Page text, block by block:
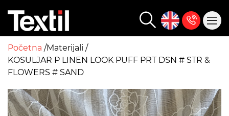
Početna Materijali
KOSULJAR P LINEN LOOK PUFF PRT DSN # STR &
FLOWERS # SAND